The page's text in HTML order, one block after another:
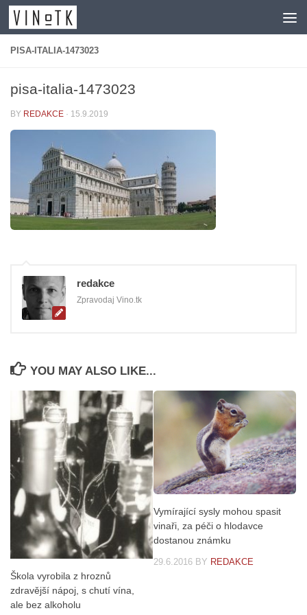
Skip to content
PISA-ITALIA-1473023
pisa-italia-1473023
BY REDAKCE · 15.9.2019
redakce
Zpravodaj Vino.tk
YOU MAY ALSO LIKE...
Škola vyrobila z hroznů
zdravější nápoj, s chutí vína,
ale bez alkoholu
Vymírající sysly mohou spasit
vinaři, za péči o hlodavce
dostanou známku
29.6.2016 BY REDAKCE